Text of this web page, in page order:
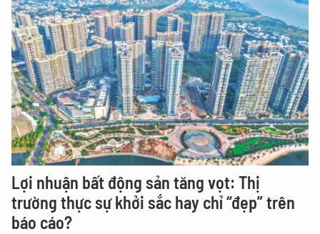
Lợi nhuận bất động sản tăng vọt: Thị
trường thực sự khởi sắc hay chỉ “đẹp” trên
báo cáo?